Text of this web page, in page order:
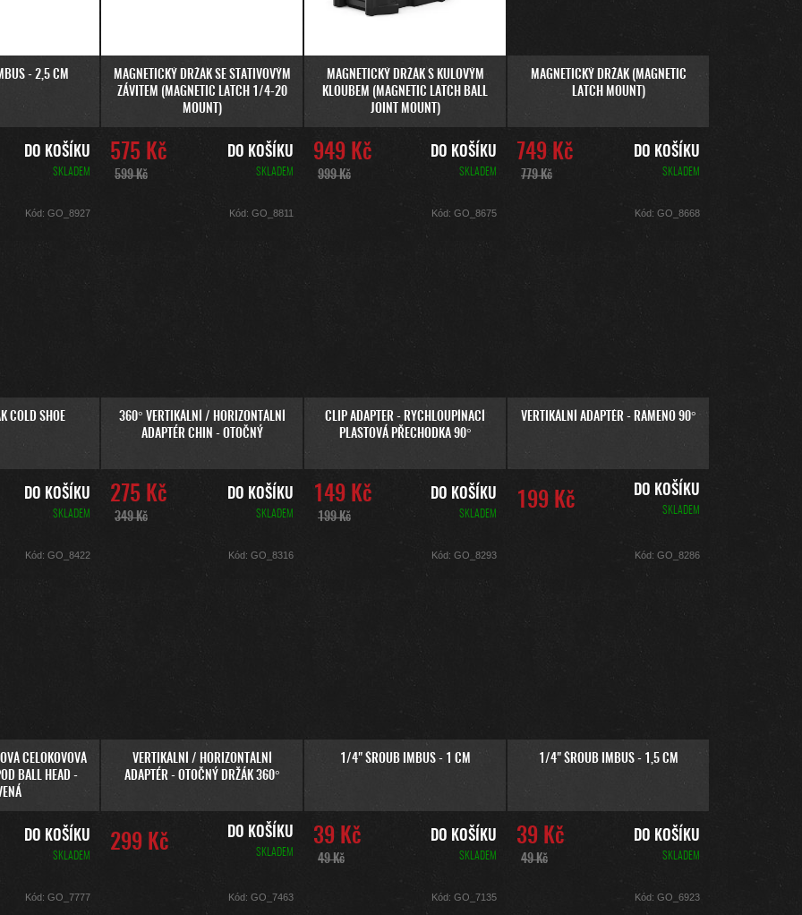
T
Ů
- 2,5 CM
DO KOŠÍKU
SKLADEM
MAGNETICKÝ DRŽÁK SE STATIVOVÝM
ZÁVITEM (MAGNETIC LATCH 1/4-20
MOUNT)
575 Kč
599 Kč
DO KOŠÍKU
SKLADEM
MAGNETICKÝ DRŽÁK S KULOVÝM
KLOUBEM (MAGNETIC LATCH BALL
JOINT MOUNT)
949 Kč
999 Kč
DO KOŠÍKU
SKLADEM
MAGNETICKÝ DRŽÁK (MAGNETIC
LATCH MOUNT)
749 Kč
779 Kč
DO KOŠÍKU
SKLADEM
COLD SHOE
DO KOŠÍKU
SKLADEM
Kód: GO_8927
360° VERTIKÁLNÍ / HORIZONTÁLNÍ
ADAPTÉR CHIN - OTOČNÝ
275 Kč
349 Kč
DO KOŠÍKU
SKLADEM
Kód: GO_8811
CLIP ADAPTER - RYCHLOUPÍNACÍ
PLASTOVÁ PŘECHODKA 90°
149 Kč
199 Kč
DO KOŠÍKU
SKLADEM
Kód: GO_8675
VERTIKÁLNÍ ADAPTÉR - RAMENO 90°
199 Kč
DO KOŠÍKU
SKLADEM
Kód: GO_8668
CELOKOVOVÁ
BALL HEAD -
DO KOŠÍKU
SKLADEM
Kód: GO_8422
VERTIKÁLNÍ / HORIZONTÁLNÍ
ADAPTÉR - OTOČNÝ DRŽÁK 360°
299 Kč
DO KOŠÍKU
SKLADEM
Kód: GO_8316
1/4" ŠROUB IMBUS - 1 CM
39 Kč
49 Kč
DO KOŠÍKU
SKLADEM
Kód: GO_8293
1/4" ŠROUB IMBUS - 1,5 CM
39 Kč
49 Kč
DO KOŠÍKU
SKLADEM
Kód: GO_8286
Kód: GO_7777 Kód: GO_7463 Kód: GO_7135 Kód: GO_6923